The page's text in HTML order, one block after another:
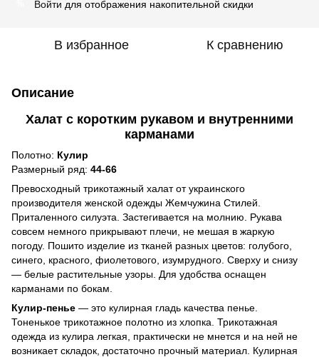
Войти для отображения накопительной скидки
В избранное К сравнению
Описание
Халат с коротким рукавом и внутренними
карманами
Полотно: Кулир
Размерный ряд: 44-66
Превосходный трикотажный халат от украинского
производителя женской одежды Жемчужина Стилей.
Приталенного силуэта. Застегивается на молнию. Рукава
совсем немного прикрывают плечи, не мешая в жаркую
погоду. Пошито изделие из тканей разных цветов: голубого,
синего, красного, фиолетового, изумрудного. Сверху и снизу
— белые растительные узоры. Для удобства оснащен
карманами по бокам.
Кулир-пенье — это кулирная гладь качества пенье.
Тоненькое трикотажное полотно из хлопка. Трикотажная
одежда из кулира легкая, практически не мнется и на ней не
возникает складок, достаточно прочный материал. Кулирная